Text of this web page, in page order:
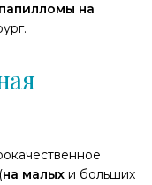
папилломы на
на малых и больших